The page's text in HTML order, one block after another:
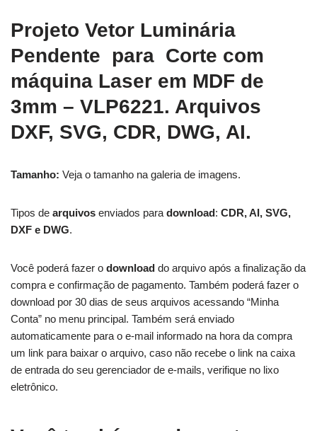
Projeto Vetor Luminária
Pendente para Corte com
máquina Laser em MDF de
3mm – VLP6221. Arquivos
DXF, SVG, CDR, DWG, AI.
Tamanho: Veja o tamanho na galeria de imagens.
Tipos de arquivos enviados para download: CDR, AI, SVG,
DXF e DWG.
Você poderá fazer o download do arquivo após a finalização da
compra e confirmação de pagamento. Também poderá fazer o
download por 30 dias de seus arquivos acessando “Minha
Conta” no menu principal. Também será enviado
automaticamente para o e-mail informado na hora da compra
um link para baixar o arquivo, caso não recebe o link na caixa
de entrada do seu gerenciador de e-mails, verifique no lixo
eletrônico.